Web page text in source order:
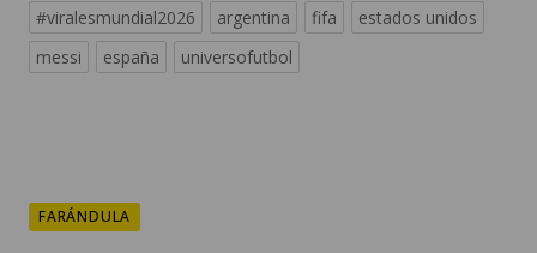
#viralesmundial2026
argentina fifa
estados unidos
messi
españa universofutbol
FARÁNDULA